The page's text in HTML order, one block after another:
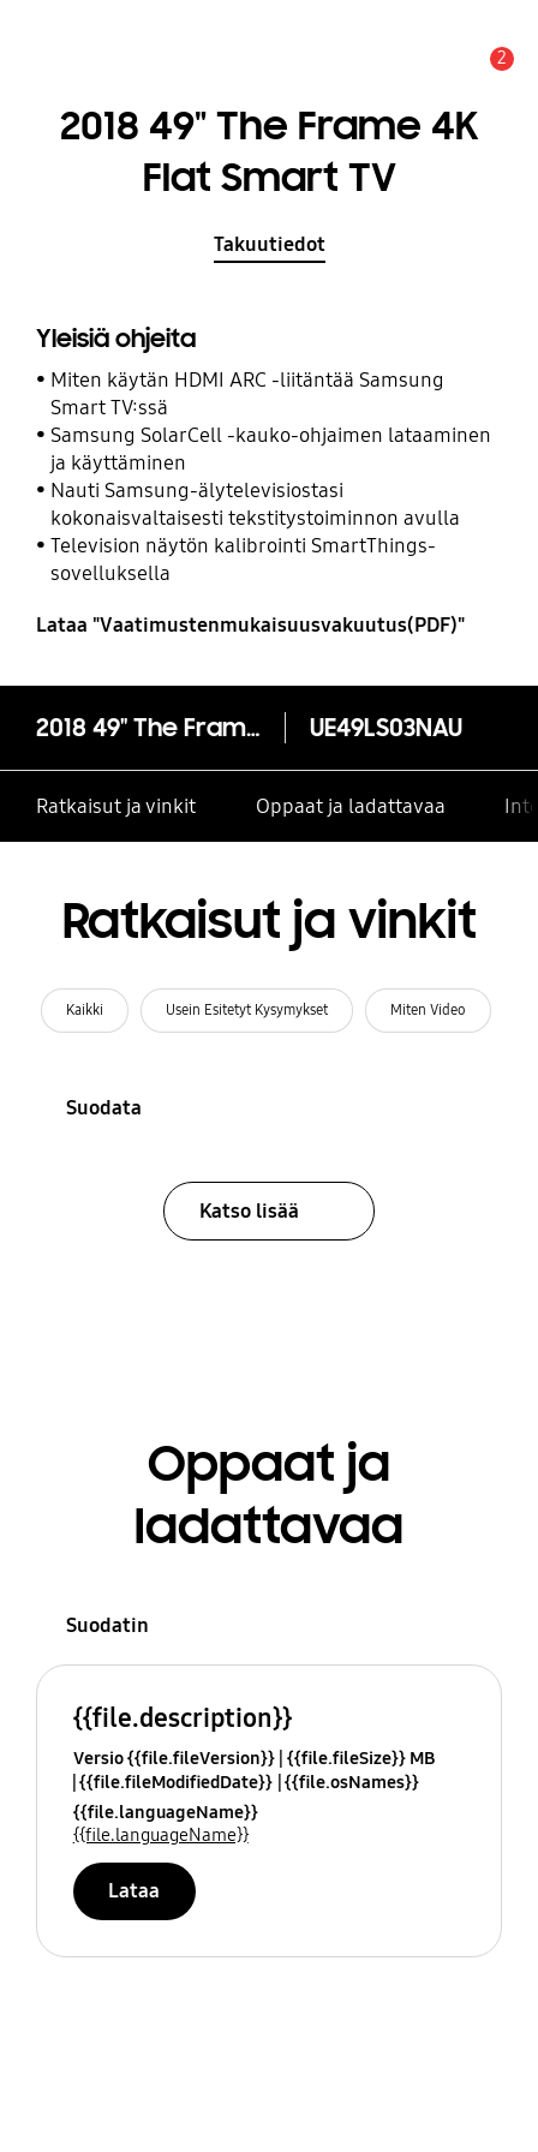
2
2018 49" The Frame 4K
Flat Smart TV
Takuutiedot
Yleisiä ohjeita
Miten käytän HDMI ARC -liitäntää Samsung
Smart TV:ssä
Samsung SolarCell -kauko-ohjaimen lataaminen
ja käyttäminen
Nauti Samsung-älytelevisiostasi
kokonaisvaltaisesti tekstitystoiminnon avulla
Television näytön kalibrointi SmartThings-
sovelluksella
Lataa "Vaatimustenmukaisuusvakuutus(PDF)"
2018 49" The Frame 4K Flat Smart TV UE49LS03NAU
Ratkaisut ja vinkit Oppaat ja ladattavaa
Ratkaisut ja vinkit
Kaikki Usein Esitetyt Kysymykset Miten Video
Suodata
Katso lisää
Oppaat ja
ladattavaa
Suodatin
{{file.description}}
Versio {{file.fileVersion}} {{file.fileSize}} MB
{{file.fileModifiedDate}} {{file.osNames}}
{{file.languageName}}
{{file.languageName}}
Lataa